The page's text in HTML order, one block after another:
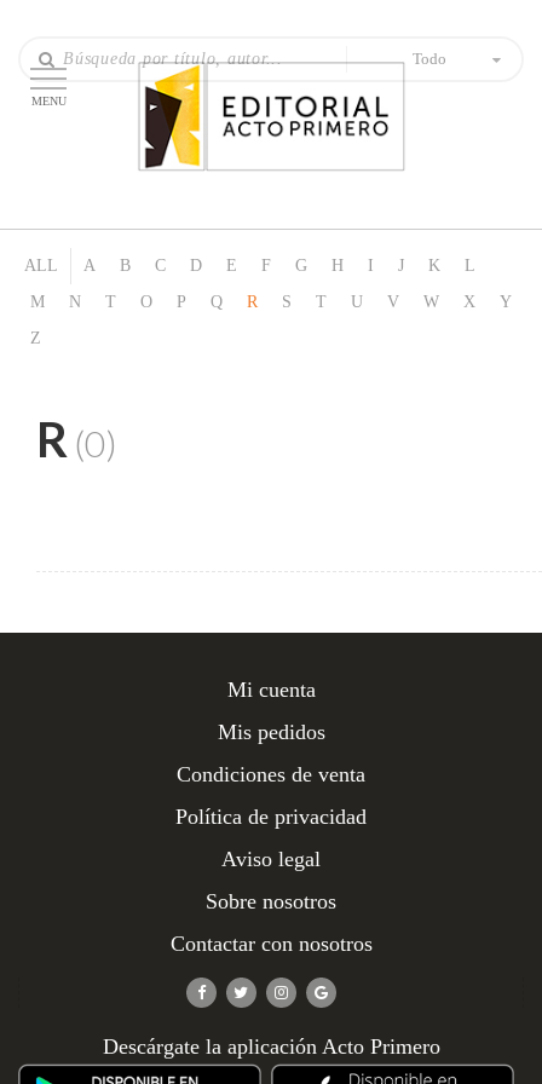
MENU
Todo
ALL A B C D E F G H I J K
L
M
N T O P Q R S T U V W X
Y
Z
R (0)
Mi cuenta
Mis pedidos
Condiciones de venta
Política de privacidad
Aviso legal
Sobre nosotros
Contactar con nosotros
Descárgate la aplicación Acto Primero